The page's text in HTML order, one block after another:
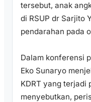
tersebut, anak
di RSUP dr Sarjito
pendarahan pada
Dalam konferensi
Eko Sunaryo
KDRT yang terjadi
menyebutkan,